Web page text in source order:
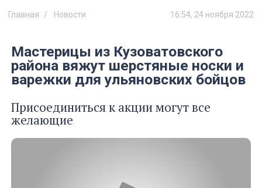
Главная Новости 16:54, 24 ноября 2022
Мастерицы из Кузоватовского
района вяжут шерстяные носки и
варежки для ульяновских бойцов
Присоединиться к акции могут все
желающие